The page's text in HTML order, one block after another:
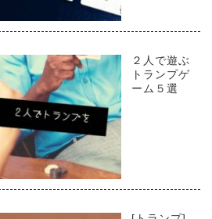
２人で遊ぶ
トランプゲ
ーム５選